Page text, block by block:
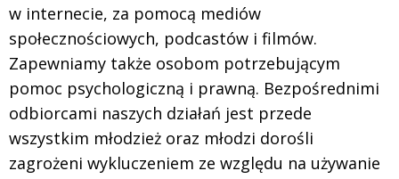
w internecie, za pomocą mediów
społecznościowych, podcastów i filmów.
Zapewniamy także osobom potrzebującym
pomoc psychologiczną i prawną. Bezpośrednimi
odbiorcami naszych działań jest przede
wszystkim młodzież oraz młodzi dorośli
zagrożeni wykluczeniem ze względu na używanie